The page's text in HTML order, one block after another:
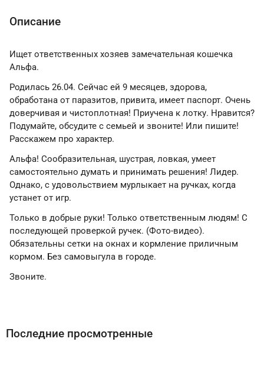
Описание
Ищет ответственных хозяев замечательная кошечка
Альфа.
Родилась 26.04. Сейчас ей 9 месяцев, здорова,
обработана от паразитов, привита, имеет паспорт. Очень
доверчивая и чистоплотная! Приучена к лотку. Нравится?
Подумайте, обсудите с семьей и звоните! Или пишите!
Расскажем про характер.
Альфа! Сообразительная, шустрая, ловкая, умеет
самостоятельно думать и принимать решения! Лидер.
Однако, с удовольствием мурлыкает на ручках, когда
устанет от игр.
Только в добрые руки! Только ответственным людям! С
последующей проверкой ручек. (Фото-видео).
Обязательны сетки на окнах и кормление приличным
кормом. Без самовыгула в городе.
Звоните.
Последние просмотренные